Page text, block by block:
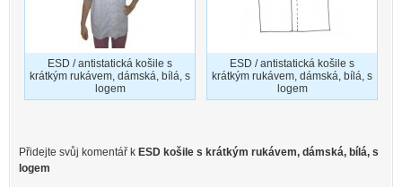
ESD / antistatická košile s
krátkým rukávem, dámská, bílá, s
logem
ESD / antistatická košile s
krátkým rukávem, dámská, bílá, s
logem
Přidejte svůj komentář k ESD košile s krátkým rukávem, dámská, bílá, s
logem